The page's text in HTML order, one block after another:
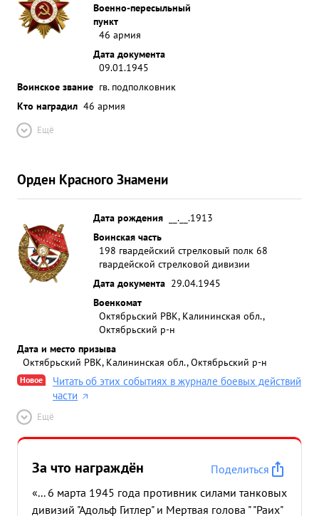
Военно-пересыльный
пункт
46 армия
Дата документа
09.01.1945
Воинское звание гв. подполковник
Кто наградил 46 армия
Ещё
Орден Красного Знамени
Дата рождения
__.__.1913
Воинская часть
198 гвардейский стрелковый полк 68
гвардейской стрелковой дивизии
Дата документа 29.04.1945
Военкомат
Октябрьский РВК, Калининская обл.,
Октябрьский р-н
Дата и место призыва
Октябрьский РВК, Калининская обл., Октябрьский р-н
Новое
Читать об этих событиях в журнале боевых действий
части
Ещё
За что награждён
Поделиться
«... 6 марта 1945 года противник силами танковых
дивизий "Адольф Гитлер" и Мертвая голова " "Раих"